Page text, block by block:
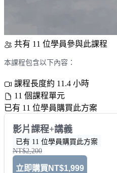
共有 11 位學員參與此課程
本課程包含以下內容：
課程長度約 11.4 小時
11 個課程單元
已有 11 位學員購買此方案
影片課程+講義
已有 11 位學員購買此方案
NT$2,200
立即購買 NT$1,999